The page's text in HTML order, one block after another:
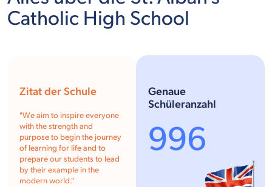
Catholic High School
Zitat der Schule
"We aim to inspire everyone
with the strength and
purpose to begin the journey
of learning for life and to
prepare our students to lead
by their example in the
modern world."
Genaue
Schüleranzahl
996